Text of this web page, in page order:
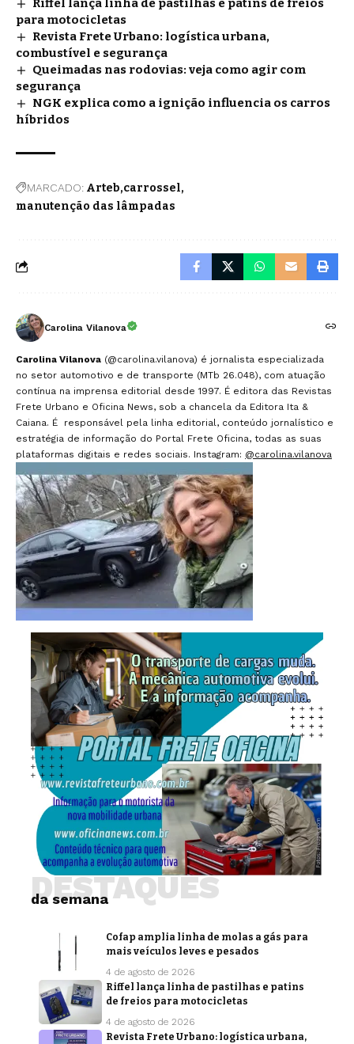
Riffel lança linha de pastilhas e patins de freios
para motocicletas
Revista Frete Urbano: logística urbana,
combustível e segurança
Queimadas nas rodovias: veja como agir com
segurança
NGK explica como a ignição influencia os carros
híbridos
MARCADO: Arteb carrossel
manutenção das lâmpadas
Carolina Vilanova
Carolina Vilanova (@carolina.vilanova) é jornalista especializada
no setor automotivo e de transporte (MTb 26.048), com atuação
contínua na imprensa editorial desde 1997. É editora das Revistas
Frete Urbano e Oficina News, sob a chancela da Editora Ita &
Caiana. É responsável pela linha editorial, conteúdo jornalístico e
estratégia de informação do Portal Frete Oficina, todas as suas
plataformas digitais e redes sociais. Instagram: @carolina.vilanova
da semana
DESTAQUES
Cofap amplia linha de molas a gás para
mais veículos leves e pesados
4 de agosto de 2026
Riffel lança linha de pastilhas e patins
de freios para motocicletas
4 de agosto de 2026
Revista Frete Urbano: logística urbana,